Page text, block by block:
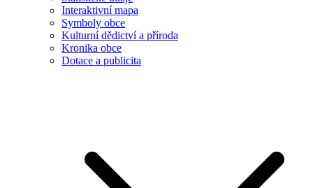
Interaktivní mapa
Symboly obce
Kulturní dědictví a příroda
Kronika obce
Dotace a publicita